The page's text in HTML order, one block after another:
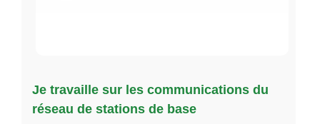
Je travaille sur les communications du
réseau de stations de base